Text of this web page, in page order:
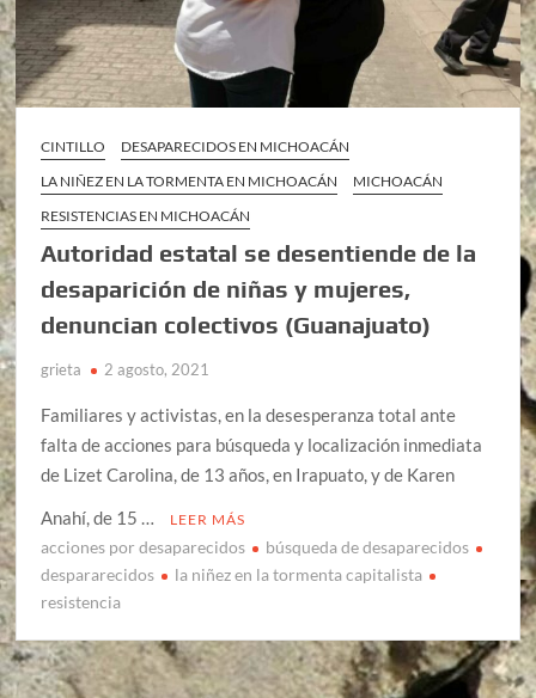
CINTILLO
DESAPARECIDOS EN MICHOACÁN
LA NIÑEZ EN LA TORMENTA EN MICHOACÁN
MICHOACÁN
RESISTENCIAS EN MICHOACÁN
Autoridad estatal se desentiende de la
desaparición de niñas y mujeres,
denuncian colectivos (Guanajuato)
grieta 2 agosto, 2021
Familiares y activistas, en la desesperanza total ante
falta de acciones para búsqueda y localización inmediata
de Lizet Carolina, de 13 años, en Irapuato, y de Karen
Anahí, de 15 …
LEER MÁS
acciones por desaparecidos
búsqueda de desaparecidos
despararecidos
la niñez en la tormenta capitalista
resistencia